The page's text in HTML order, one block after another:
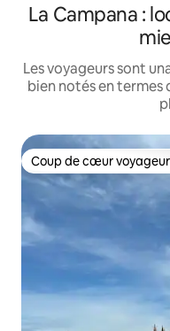
La Campana :
Les voyageurs sont
bien notés en
Coup de cœur
Coup de cœur